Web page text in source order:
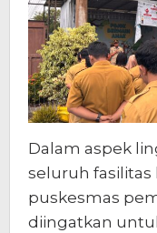
Dalam aspek
seluruh
puskesmas
diingatkan